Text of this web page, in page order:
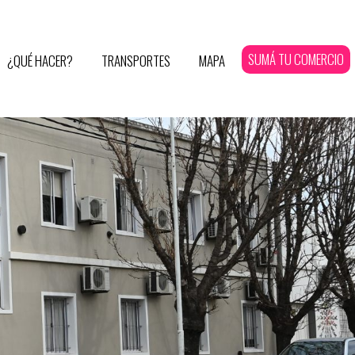
¿QUÉ HACER? TRANSPORTES MAPA SUMÁ TU COMERCIO